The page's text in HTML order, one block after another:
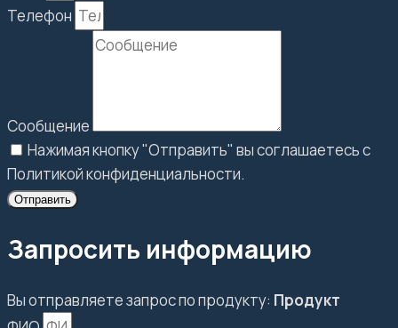
Телефон
Сообщение
Нажимая кнопку "Отправить" вы соглашаетесь с
Политикой конфиденциальности.
Отправить
Запросить информацию
Вы отправляете запрос по продукту: Продукт